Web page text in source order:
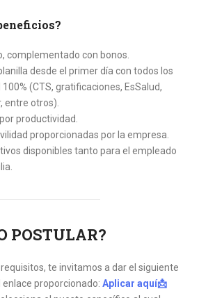
complementado con bonos.
desde el primer día con todos los
(CTS, gratificaciones, EsSalud,
entre otros).
productividad.
proporcionadas por la empresa.
disponibles tanto para el empleado
POSTULAR?
te invitamos a dar el siguiente
proporcionado: Aplicar aquí📩